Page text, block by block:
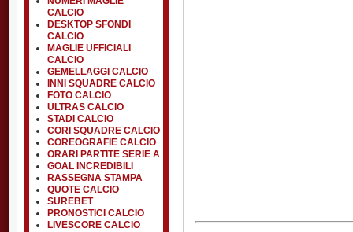
CALCIO
DESKTOP SFONDI
CALCIO
MAGLIE UFFICIALI
CALCIO
GEMELLAGGI CALCIO
INNI SQUADRE CALCIO
FOTO CALCIO
ULTRAS CALCIO
STADI CALCIO
CORI SQUADRE CALCIO
COREOGRAFIE CALCIO
ORARI PARTITE SERIE A
GOAL INCREDIBILI
RASSEGNA STAMPA
QUOTE CALCIO
SUREBET
PRONOSTICI CALCIO
LIVESCORE CALCIO